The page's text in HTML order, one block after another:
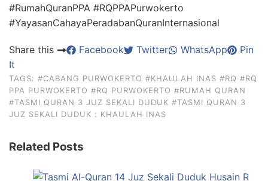
#RumahQuranPPA #RQPPAPurwokerto
#YayasanCahayaPeradabanQuranInternasional
Share this Facebook Twitter WhatsApp
Pin
It
TAGS: #CABANG PURWOKERTO #KHAULAH INAS #RQ #RQ
PPA PURWOKERTO #RQ PURWOKERTO #RUMAH QURAN
#TASMI QURAN 3 JUZ SEKALI DUDUK #TASMI QURAN 3
JUZ SEKALI DUDUK : KHAULAH INAS
Related Posts